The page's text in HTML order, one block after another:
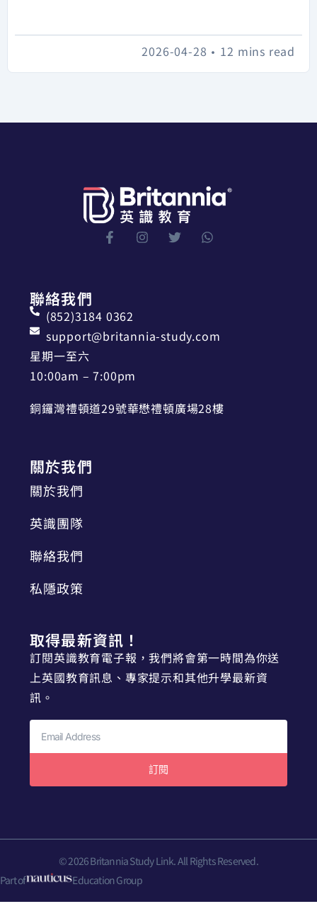
12 mins read
•
2026-04-28
聯絡我們
(852)3184 0362
support@britannia-study.com
星期一至六
10:00am – 7:00pm
銅鑼灣禮頓道29號華懋禮頓廣場28樓
關於我們
關於我們
英識團隊
聯絡我們
私隱政策
取得最新資訊！
訂閱英識教育電子報，我們將會第一時間為你送
上英國教育訊息、專家提示和其他升學最新資
訊。
訂閱
© 2026 Britannia Study Link. All Rights Reserved.
Part of
Education Group